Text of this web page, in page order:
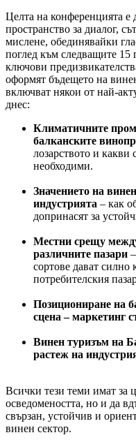
Целта на конференцията е
пространство за диалог,
мислене, обединявайки
поглед към следващите 15
ключови
оформят бъдещето на
включват някои от най-
днес:
Климатичните
балканските
лозарството и какви
необходими.
Значението на
индустрията – как
допринасят за
Местни срещу
различните пазари
сортове дават
потребителския
Позициониране на
сцена – маркетинг
Винен туризъм на
растеж на
Всички тези теми имат за
осведомеността, но и да
свързан, устойчив и
винен сектор.